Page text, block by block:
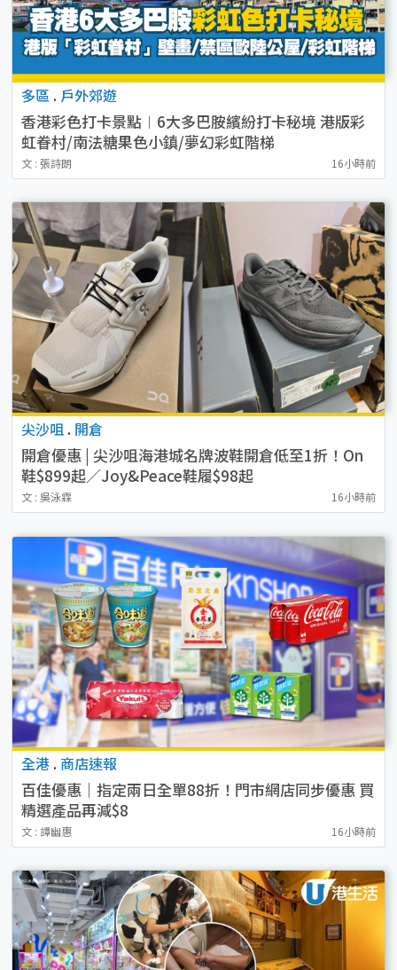
多區 . 戶外郊遊
香港彩色打卡景點︱6大多巴胺繽紛打卡秘境 港版彩
虹眷村/南法糖果色小鎮/夢幻彩虹階梯
文 : 張詩朗 16小時前
尖沙咀 . 開倉
開倉優惠 | 尖沙咀海港城名牌波鞋開倉低至1折！On
鞋$899起／Joy&Peace鞋履$98起
文 : 吳泳霖 16小時前
全港 . 商店速報
百佳優惠｜指定兩日全單88折！門市網店同步優惠 買
精選產品再減$8
文 : 譚幽惠 16小時前